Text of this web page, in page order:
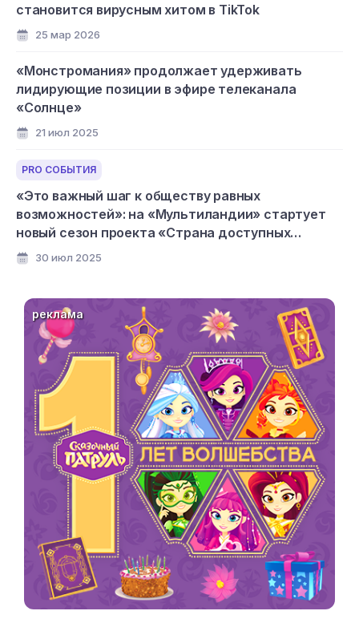
становится вирусным хитом в TikTok
25 мар 2026
«Монстромания» продолжает удерживать
лидирующие позиции в эфире телеканала
«Солнце»
21 июл 2025
PRO СОБЫТИЯ
«Это важный шаг к обществу равных
возможностей»: на «Мультиландии» стартует
новый сезон проекта «Страна доступных
мультфильмов»
30 июл 2025
реклама